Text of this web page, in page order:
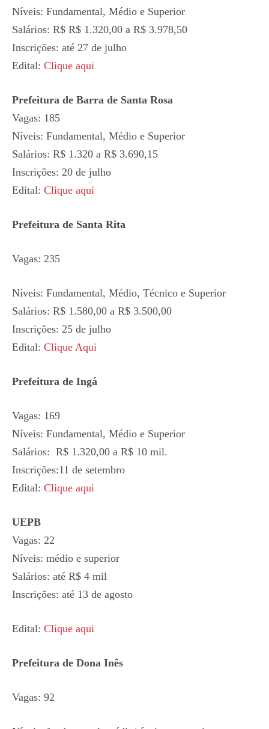
Níveis: Fundamental, Médio e Superior
Salários: R$ R$ 1.320,00 a R$ 3.978,50
Inscrições: até 27 de julho
Edital: Clique aqui
Prefeitura de Barra de Santa Rosa
Vagas: 185
Níveis: Fundamental, Médio e Superior
Salários: R$ 1.320 a R$ 3.690,15
Inscrições: 20 de julho
Edital: Clique aqui
Prefeitura de Santa Rita
Vagas: 235
Níveis: Fundamental, Médio, Técnico e Superior
Salários: R$ 1.580,00 a R$ 3.500,00
Inscrições: 25 de julho
Edital: Clique Aqui
Prefeitura de Ingá
Vagas: 169
Níveis: Fundamental, Médio e Superior
Salários: R$ 1.320,00 a R$ 10 mil.
Inscrições:11 de setembro
Edital: Clique aqui
UEPB
Vagas: 22
Níveis: médio e superior
Salários: até R$ 4 mil
Inscrições: até 13 de agosto
Edital: Clique aqui
Prefeitura de Dona Inês
Vagas: 92